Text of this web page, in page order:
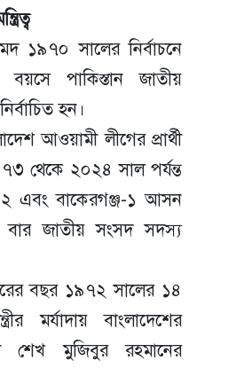
১৯৭০ সালের নির্বাচনে
পাকিস্তান জাতীয়
হন।
আওয়ামী লীগের প্রার্থী
থেকে ২০২৪ সাল পর্যন্ত
এবং বাকেরগঞ্জ-১ আসন
জাতীয় সংসদ সদস্য
বছর ১৯৭২ সালের ১৪
মর্যাদায় বাংলাদেশের
শেখ মুজিবুর রহমানের